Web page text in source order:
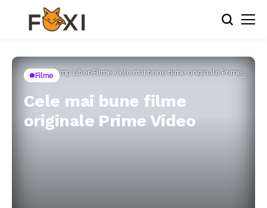
Home Timp Liber Filme Cele mai bune filme originale Prime
Filme
Cele mai bune filme
originale Prime Video